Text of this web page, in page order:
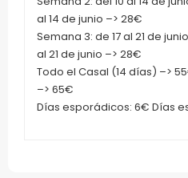
al 14 de junio –> 28€
Semana 3: de 17 al 21 de
al 21 de junio –> 28€
Todo el Casal (14 días) –>
–> 65€
Días esporádicos: 6€ Días